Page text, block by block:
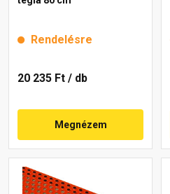
Rendelésre
20 235 Ft / db
Megnézem